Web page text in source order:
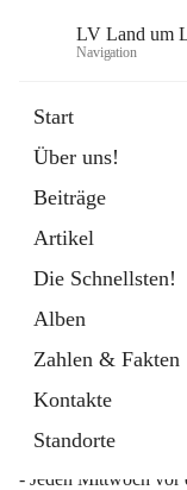
LV Land um
Navigation
Start
Über uns!
Beiträge
Artikel
Die Schnellsten!
Alben
Zahlen & Fakten
Kontakte
Standorte
Externe Webseite
in
Tab
Lauftreff
- Jeden Mittwoch vor